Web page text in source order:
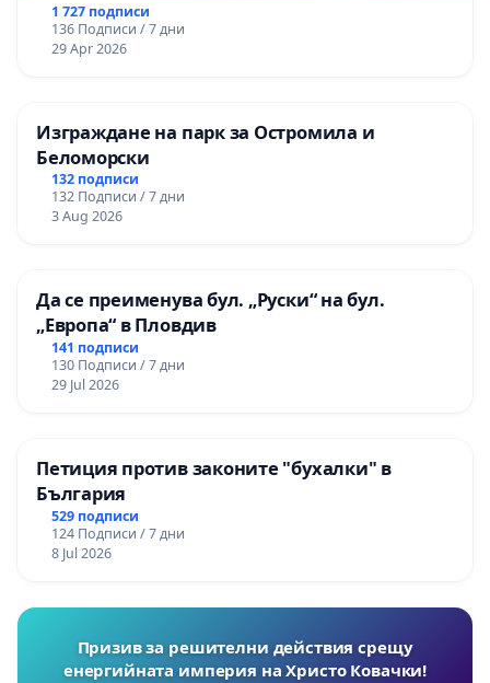
1 727 подписи
136 Подписи / 7 дни
29 Apr 2026
Изграждане на парк за Остромила и
Беломорски
132 подписи
132 Подписи / 7 дни
3 Aug 2026
Да се преименува бул. „Руски“ на бул.
„Европа“ в Пловдив
141 подписи
130 Подписи / 7 дни
29 Jul 2026
Петиция против законите "бухалки" в
България
529 подписи
124 Подписи / 7 дни
8 Jul 2026
Призив за решителни действия срещу
енергийната империя на Христо Ковачки!